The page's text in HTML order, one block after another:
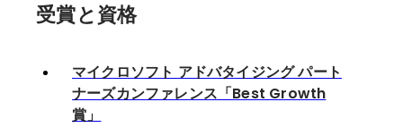
受賞と資格
マイクロソフト アドバタイジング パート
ナーズカンファレンス「Best Growth
賞」